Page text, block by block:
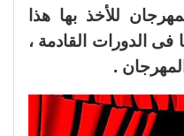
للأخذ بها هذا
فى الدورات القادمة ،
.